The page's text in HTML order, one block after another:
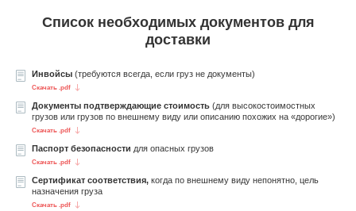
Список необходимых документов для
доставки
Инвойсы (требуются всегда, если груз не документы)
Скачать .pdf
Документы подтверждающие стоимость (для высокостоимостных
грузов или грузов по внешнему виду или описанию похожих на «дорогие»)
Скачать .pdf
Паспорт безопасности для опасных грузов
Скачать .pdf
Сертификат соответствия, когда по внешнему виду непонятно, цель
назначения груза
Скачать .pdf